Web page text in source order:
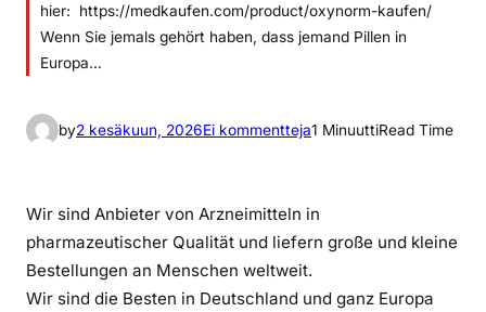
hier: https://medkaufen.com/product/oxynorm-kaufen/
Wenn Sie jemals gehört haben, dass jemand Pillen in
Europa…
by2 kesäkuun, 2026Ei kommenttejaa
i
1 MinuuttiRead Time
Wir sind Anbieter von Arzneimitteln in
pharmazeutischer Qualität und liefern große und kleine
Bestellungen an Menschen weltweit.
Wir sind die Besten in Deutschland und ganz Europa